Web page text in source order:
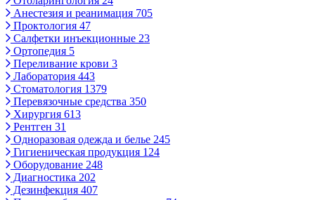
Анестезия и реанимация 705
Проктология 47
Салфетки инъекционные 23
Ортопедия 5
Переливание крови 3
Лаборатория 443
Стоматология 1379
Перевязочные средства 350
Хирургия 613
Рентген 31
Одноразовая одежда и белье 245
Гигиеническая продукция 124
Оборудование 248
Диагностика 202
Дезинфекция 407